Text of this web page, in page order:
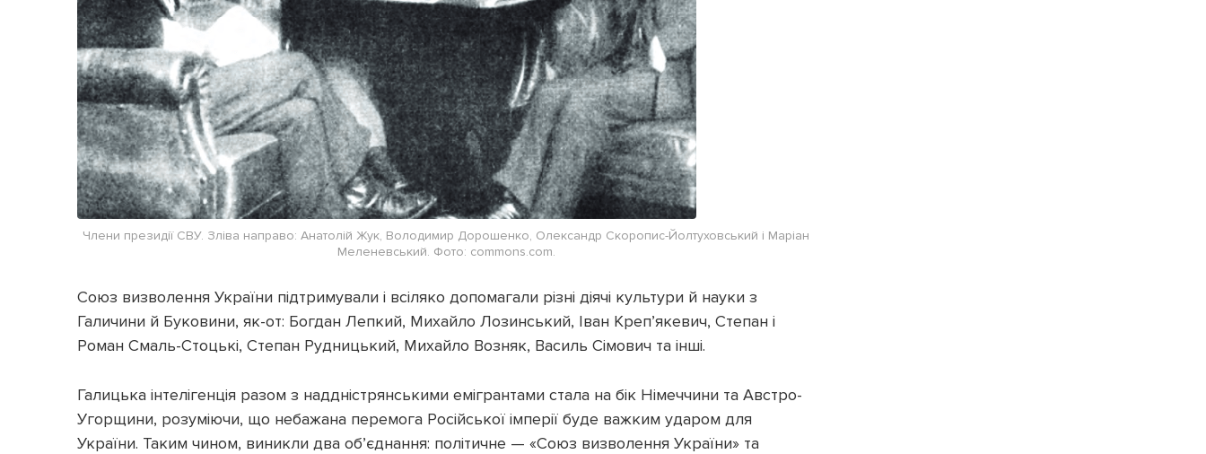
Члени президії СВУ. Зліва направо: Анатолій Жук, Володимир Дорошенко, Олександр Скоропис-Йолтуховський і Маріан
Меленевський. Фото: commons.com.
Союз визволення України підтримували і всіляко допомагали різні діячі культури й науки з
Галичини й Буковини, як-от: Богдан Лепкий, Михайло Лозинський, Іван Креп’якевич, Степан і
Роман Смаль-Стоцькі, Степан Рудницький, Михайло Возняк, Василь Сімович та інші.
Галицька інтелігенція разом з наддністрянськими емігрантами стала на бік Німеччини та Австро-
Угорщини, розуміючи, що небажана перемога Російської імперії буде важким ударом для
України. Таким чином, виникли два об’єднання: політичне — «Союз визволення України» та